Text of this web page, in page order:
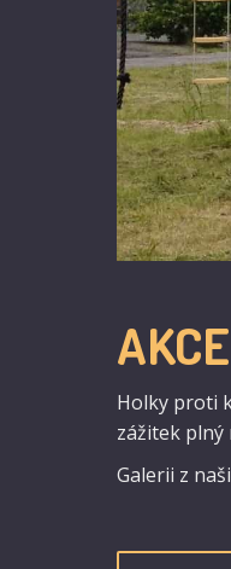
Holky proti
zážitek plný
Galerii z